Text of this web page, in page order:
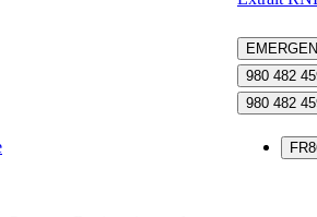
980 482
980 482